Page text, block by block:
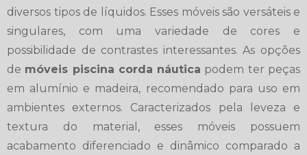
diversos tipos de líquidos. Esses móveis são versáteis e
singulares, com uma variedade de cores e
possibilidade de contrastes interessantes. As opções
de móveis piscina corda náutica podem ter peças
em alumínio e madeira, recomendado para uso em
ambientes externos. Caracterizados pela leveza e
textura do material, esses móveis possuem
acabamento diferenciado e dinâmico comparado a